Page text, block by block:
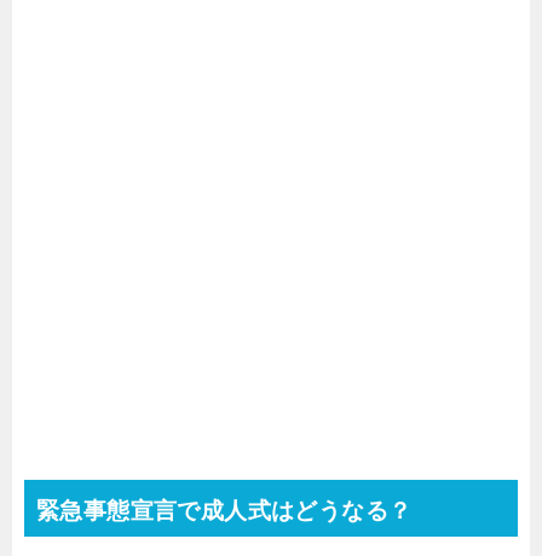
緊急事態宣言で成人式はどうなる？